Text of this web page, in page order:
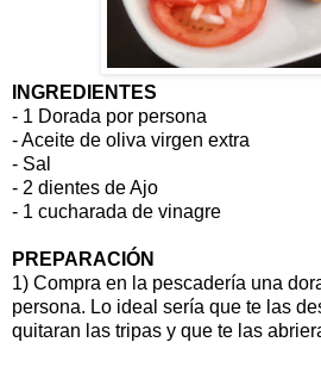
INGREDIENTES
- 1 Dorada por persona
- Aceite de oliva virgen extra
- Sal
- 2 dientes de Ajo
- 1 cucharada de vinagre
PREPARACIÓN
1) Compra en la pescadería una
persona. Lo ideal sería que te las
quitaran las tripas y que te las